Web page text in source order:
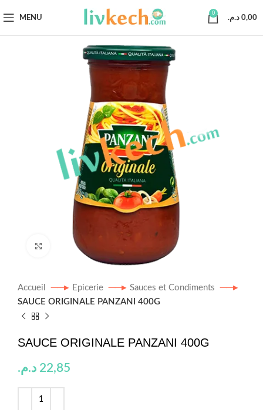
MENU
0
0,00 د.م.
Click to enlarge
Accueil Epicerie
Sauces et Condiments
SAUCE ORIGINALE PANZANI 400G
SAUCE ORIGINALE PANZANI 400G
22,85 د.م.